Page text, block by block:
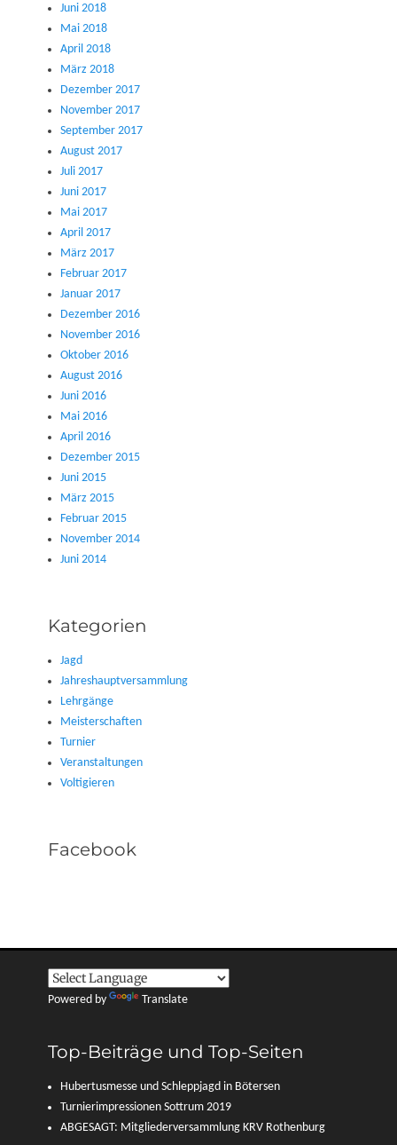
Juni 2018
Mai 2018
April 2018
März 2018
Dezember 2017
November 2017
September 2017
August 2017
Juli 2017
Juni 2017
Mai 2017
April 2017
März 2017
Februar 2017
Januar 2017
Dezember 2016
November 2016
Oktober 2016
August 2016
Juni 2016
Mai 2016
April 2016
Dezember 2015
Juni 2015
März 2015
Februar 2015
November 2014
Juni 2014
Kategorien
Jagd
Jahreshauptversammlung
Lehrgänge
Meisterschaften
Turnier
Veranstaltungen
Voltigieren
Facebook
Powered by Translate
Top-Beiträge und Top-Seiten
Hubertusmesse und Schleppjagd in Bötersen
Turnierimpressionen Sottrum 2019
ABGESAGT: Mitgliederversammlung KRV Rothenburg